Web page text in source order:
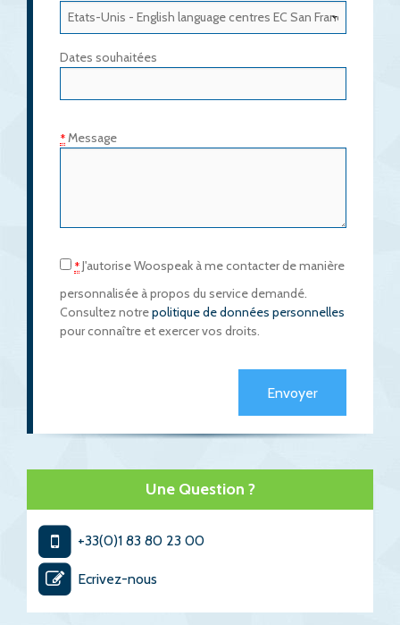
Dates souhaitées
* Message
* J'autorise Woospeak à me contacter de manière
personnalisée à propos du service demandé.
Consultez notrepolitique de données personnelles
pour connaître et exercer vos droits.
Une Question ?
+33(0)1 83 80 23 00
Ecrivez-nous